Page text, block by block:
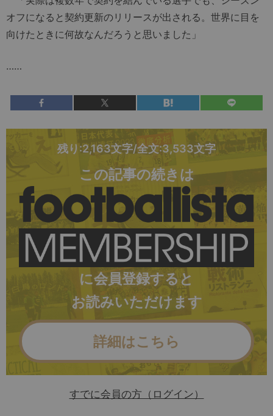
オフになると契約更新のリリースが出される。世界に目を
向けたときに何故なんだろうと思いました」
……
残り:2,163文字/全文:3,533文字
この記事の続きは
に会員登録すると
お読みいただけます
詳細はこちら
すでに会員の方（ログイン）